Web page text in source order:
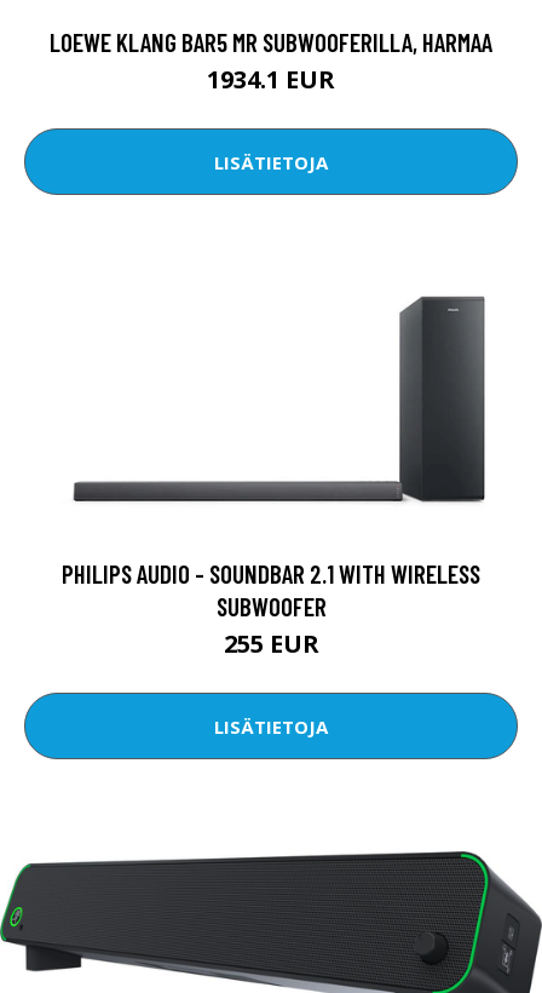
LOEWE KLANG BAR5 MR SUBWOOFERILLA, HARMAA
1934.1 EUR
LISÄTIETOJA
PHILIPS AUDIO - SOUNDBAR 2.1 WITH WIRELESS
SUBWOOFER
255 EUR
LISÄTIETOJA